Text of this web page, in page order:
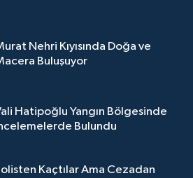
Nehri Kıyısında Doğa ve
Buluşuyor
Hatipoğlu Yangın Bölgesinde
Bulundu
Kaçtılar Ama Cezadan